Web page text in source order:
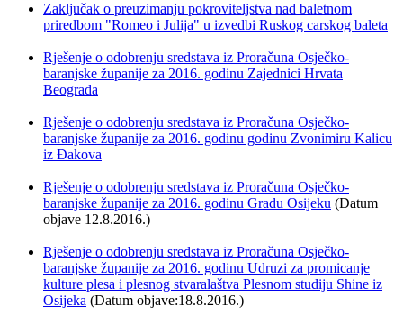
Zaključak o preuzimanju pokroviteljstva nad baletnom
priredbom "Romeo i Julija" u izvedbi Ruskog carskog baleta
Rješenje o odobrenju sredstava iz Proračuna Osječko-
baranjske županije za 2016. godinu Zajednici Hrvata
Beograda
Rješenje o odobrenju sredstava iz Proračuna Osječko-
baranjske županije za 2016. godinu godinu Zvonimiru Kalicu
iz Đakova
Rješenje o odobrenju sredstava iz Proračuna Osječko-
baranjske županije za 2016. godinu Gradu Osijeku (Datum
objave 12.8.2016.)
Rješenje o odobrenju sredstava iz Proračuna Osječko-
baranjske županije za 2016. godinu Udruzi za promicanje
kulture plesa i plesnog stvaralaštva Plesnom studiju Shine iz
Osijeka (Datum objave:18.8.2016.)